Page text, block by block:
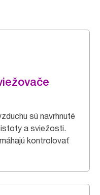
sú navrhnuté
a sviežosti.
kontrolovať